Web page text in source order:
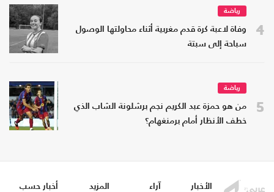
4
رياضة
وفاة لاعبة كرة قدم مغربية أثناء محاولتها الوصول
سباحة إلى سبتة
5
رياضة
من هو حمزة عبد الكريم نجم برشلونة الشاب الذي
خطف الأنظار أمام برمنغهام؟
الأخبار آراء المزيد
أخبار حسب